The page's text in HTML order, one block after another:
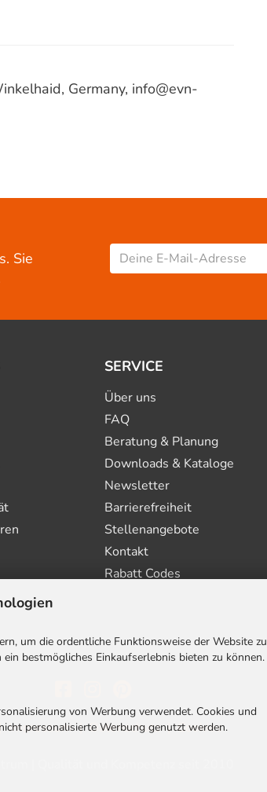
um die ordentliche Funktionsweise der Website zu
bestmögliches Einkaufserlebnis bieten zu können.
von Werbung verwendet. Cookies und
personalisierte Werbung genutzt werden.
Germany, info@evn-
Sie
SERVICE
Über uns
FAQ
Beratung & Planung
Downloads & Kataloge
Newsletter
Barrierefreiheit
Stellenangebote
Kontakt
Rabatt Codes
Impressum | Datenschutz | Cookies